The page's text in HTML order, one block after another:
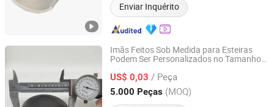
Enviar Inquérito
Imãs Feitos Sob Medida para Esteiras
Podem Ser Personalizados no Tamanho
US$ 0,03 / Peça
5.000 Peças (MOQ)
Anhui Gaochuang Magnetic lndustry Technology Co., Ltd.
Anhui, China Desde 2021